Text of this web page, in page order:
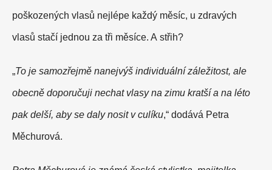
poškozených vlasů nejlépe každý měsíc, u zdravých
vlasů stačí jednou za tři měsíce. A střih?
„To je samozřejmě nanejvýš individuální záležitost, ale
obecně doporučuji nechat vlasy na zimu kratší a na léto
pak delší, aby se daly nosit v culíku,“ dodává Petra
Měchurová.